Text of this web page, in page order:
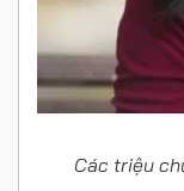
Các triệu